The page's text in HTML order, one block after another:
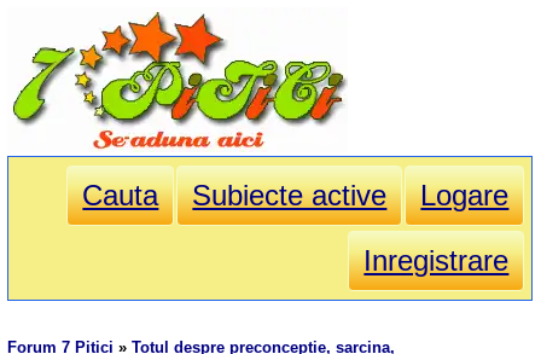
Cauta Subiecte active
Logare
Inregistrare
Forum 7 Pitici »Totul despre preconceptie, sarcina,